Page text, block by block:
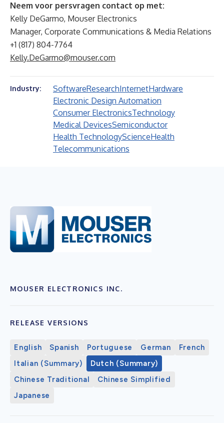
Neem voor persvragen contact op met:
Kelly DeGarmo, Mouser Electronics
Manager, Corporate Communications & Media Relations
+1 (817) 804-7764
Kelly.DeGarmo@mouser.com
Industry: SoftwareResearchInternetHardware
Electronic Design Automation
Consumer ElectronicsTechnology
Medical DevicesSemiconductor
Health TechnologyScienceHealth
Telecommunications
MOUSER ELECTRONICS INC.
RELEASE VERSIONS
English Spanish Portuguese German
French
Italian (Summary)
Dutch (Summary)
Chinese Traditional
Chinese Simplified
Japanese